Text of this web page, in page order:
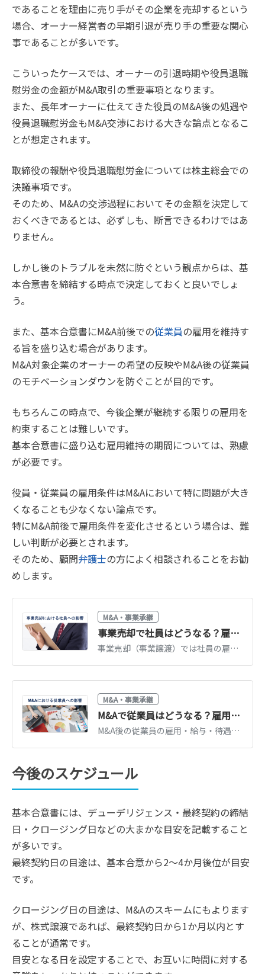
であることを理由に売り手がその企業を売却するという
場合、オーナー経営者の早期引退が売り手の重要な関心
事であることが多いです。
こういったケースでは、オーナーの引退時期や役員退職
慰労金の金額がM&A取引の重要事項となります。
また、長年オーナーに仕えてきた役員のM&A後の処遇や
役員退職慰労金もM&A交渉における大きな論点となるこ
とが想定されます。
取締役の報酬や役員退職慰労金については株主総会での
決議事項です。
そのため、M&Aの交渉過程においてその金額を決定して
おくべきであるとは、必ずしも、断言できるわけではあ
りません。
しかし後のトラブルを未然に防ぐという観点からは、基
本合意書を締結する時点で決定しておくと良いでしょ
う。
また、基本合意書にM&A前後での従業員の雇用を維持す
る旨を盛り込む場合があります。
M&A対象企業のオーナーの希望の反映やM&A後の従業員
のモチベーションダウンを防ぐことが目的です。
もちろんこの時点で、今後企業が継続する限りの雇用を
約束することは難しいです。
基本合意書に盛り込む雇用維持の期間については、熟慮
が必要です。
役員・従業員の雇用条件はM&Aにおいて特に問題が大き
くなることも少なくない論点です。
特にM&A前後で雇用条件を変化させるという場合は、難
しい判断が必要とされます。
そのため、顧問弁護士の方によく相談されることをお勧
めします。
M&A・事業承継
事業売却で社員はどうなる？雇用・待遇・退職金の扱いを徹底解説
事業売却（事業譲渡）では社員の雇用は自動では引き継がれず、個別の同意が必要です。転籍の流れ、給与・待遇・退職金の扱い、社員への説明のポイントを解説します。
M&A・事業承継
M&Aで従業員はどうなる？雇用・給与・退職金への影響と手法別の違いを解説
M&A後の従業員の雇用・給与・待遇はどうなるのか。株式譲渡と事業譲渡での扱いの違い、労働契約の承継ルール、従業員への説明のタイミングと伝え方を解説します。
今後のスケジュール
基本合意書には、デューデリジェンス・最終契約の締結
日・クロージング日などの大まかな目安を記載すること
が多いです。
最終契約日の目途は、基本合意から2～4か月後位が目安
です。
クロージング日の目途は、M&Aのスキームにもよります
が、株式譲渡であれば、最終契約日から1か月以内とす
ることが通常です。
目安となる日を設定することで、お互いに時間に対する